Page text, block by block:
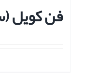
فن کویل